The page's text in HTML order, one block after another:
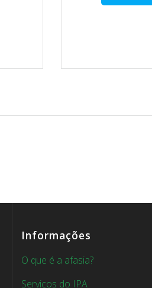
Informações
O que é a afasia?
Serviços do IPA